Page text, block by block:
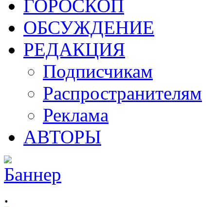
ГОРОСКОП
ОБСУЖДЕНИЕ
РЕДАКЦИЯ
Подписчикам
Распространителям
Реклама
АВТОРЫ
.